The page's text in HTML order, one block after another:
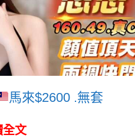
馬來$2600 .無套
全文